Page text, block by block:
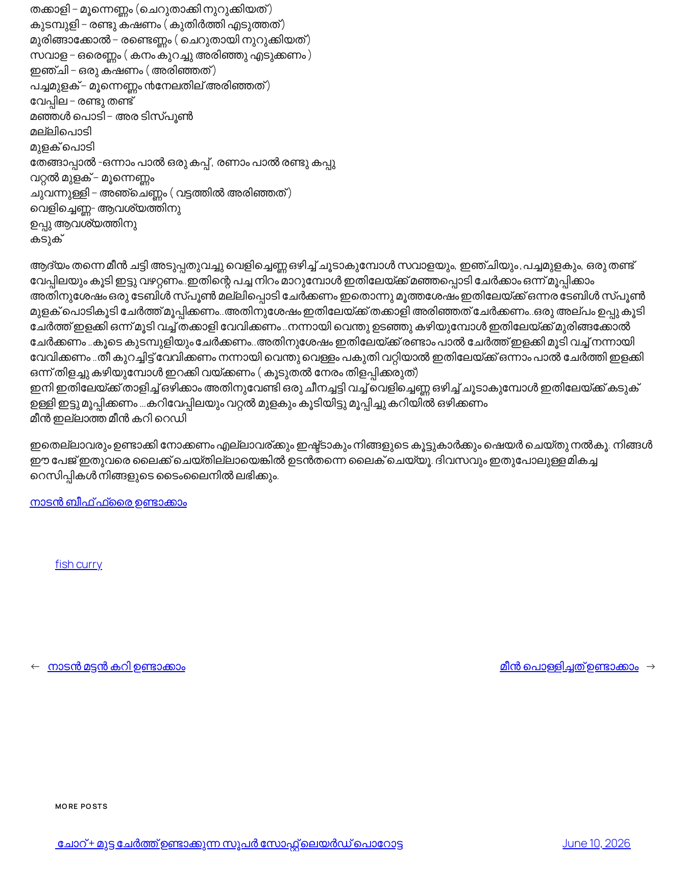
തക്കാളി – മൂന്നെണ്ണം (ചെറുതാക്കി നുറുക്കിയത് )
കുടമ്പുളി – രണ്ടു കഷണം ( കുതിര്‍ത്തി എടുത്തത്‌ )
മുരിങ്ങാക്കോല്‍ – രണ്ടെണ്ണം ( ചെറുതായി നുറുക്കിയത് )
സവാള – ഒരെണ്ണം ( കനം കുറച്ചു അരിഞ്ഞു എടുക്കണം )
ഇഞ്ചി – ഒരു കഷണം ( അരിഞ്ഞത് )
പച്ചമുളക് – മൂന്നെണ്ണം ൯നേലതില് അരിഞ്ഞത് )
വേപ്പില – രണ്ടു തണ്ട്
മഞ്ഞള്‍ പൊടി – അര ടിസ്പൂണ്‍
മല്ലിപൊടി
മുളക് പൊടി
തേങ്ങാപ്പാല്‍ -ഒന്നാം പാല്‍ ഒരു കപ്പ്‌ , രണാം പാല്‍ രണ്ടു കപ്പു
വറ്റല്‍ മുളക് – മൂന്നെണ്ണം
ചുവന്നുള്ളി – അഞ്ചെണ്ണം ( വട്ടത്തില്‍ അരിഞ്ഞത് )
വെളിച്ചെണ്ണ- ആവശ്യത്തിനു
ഉപ്പു ആവശ്യത്തിനു
കടുക്
ആദ്യം തന്നെ മീന്‍ ചട്ടി അടുപ്പതുവച്ചു വെളിച്ചെണ്ണ ഒഴിച്ച് ചൂടാകുമ്പോള്‍ സവാളയും, ഇഞ്ചിയും ,പച്ചമുളകും, ഒരു തണ്ട്
വേപ്പിലയും കൂടി ഇട്ടു വഴറ്റണം..ഇതിന്റെ പച്ച നിറം മാറുമ്പോള്‍ ഇതിലേയ്ക്ക് മഞ്ഞപ്പൊടി ചേര്‍ക്കാം ഒന്ന് മൂപ്പിക്കാം
അതിനുശേഷം ഒരു ടേബിള്‍ സ്പൂണ്‍ മല്ലിപ്പൊടി ചേര്‍ക്കണം ഇതൊന്നു മൂത്തശേഷം ഇതിലേയ്ക്ക് ഒന്നര ടേബിള്‍ സ്പൂണ്‍
മുളക് പൊടികൂടി ചേര്‍ത്ത് മൂപ്പിക്കണം..അതിനുശേഷം ഇതിലേയ്ക്ക് തക്കാളി അരിഞ്ഞത് ചേര്‍ക്കണം..ഒരു അല്പം ഉപ്പു കൂടി
ചേര്‍ത്ത് ഇളക്കി ഒന്ന് മൂടി വച്ച് തക്കാളി വേവിക്കണം ..നന്നായി വെന്തു ഉടഞ്ഞു കഴിയുമ്പോള്‍ ഇതിലേയ്ക്ക് മുരിങ്ങക്കോല്‍
ചേര്‍ക്കണം ..കൂടെ കുടമ്പുളിയും ചേര്‍ക്കണം..അതിനുശേഷം ഇതിലേയ്ക്ക് രണ്ടാം പാല്‍ ചേര്‍ത്ത് ഇളക്കി മൂടി വച്ച് നന്നായി
വേവിക്കണം ..തീ കുറച്ചിട്ട് വേവിക്കണം നന്നായി വെന്തു വെള്ളം പകുതി വറ്റിയാല്‍ ഇതിലേയ്ക്ക് ഒന്നാം പാല്‍ ചേര്‍ത്തി ഇളക്കി
ഒന്ന് തിളച്ചു കഴിയുമ്പോള്‍ ഇറക്കി വയ്ക്കണം ( കൂടുതല്‍ നേരം തിളപ്പിക്കരുത്)
ഇനി ഇതിലേയ്ക്ക് താളിച്ച്‌ ഒഴിക്കാം അതിനുവേണ്ടി ഒരു ചീനച്ചട്ടി വച്ച് വെളിച്ചെണ്ണ ഒഴിച്ച് ചൂടാകുമ്പോള്‍ ഇതിലേയ്ക്ക് കടുക്
ഉള്ളി ഇട്ടു മൂപ്പിക്കണം …കറിവേപ്പിലയും വറ്റല്‍ മുളകും കൂടിയിട്ടു മൂപ്പിച്ചു കറിയില്‍ ഒഴിക്കണം
മീന്‍ ഇല്ലാത്ത മീന്‍ കറി റെഡി
ഇതെല്ലാവരും ഉണ്ടാക്കി നോക്കണം എല്ലാവര്ക്കും ഇഷ്ട്ടാകും നിങ്ങളുടെ കൂട്ടുകാര്‍ക്കും ഷെയര്‍ ചെയ്തു നല്‍കൂ. നിങ്ങള്‍
ഈ പേജ് ഇതുവരെ ലൈക്ക് ചെയ്തില്ലായെങ്കില്‍ ഉടന്‍തന്നെ ലൈക് ചെയ്യൂ. ദിവസവും ഇതുപോലുള്ള മികച്ച
റെസിപ്പികള്‍ നിങ്ങളുടെ ടൈംലൈനില്‍ ലഭിക്കും.
നാടന്‍ ബീഫ് ഫ്രൈ ഉണ്ടാക്കാം
fish curry
← നാടന്‍ മട്ടന്‍ കറി ഉണ്ടാക്കാം മീന്‍ പൊള്ളിച്ചത് ഉണ്ടാക്കാം →
MORE POSTS
️ ചോറ് + മുട്ട ചേർത്ത് ഉണ്ടാക്കുന്ന സൂപർ സോഫ്റ്റ് ലെയർഡ് പൊറോട്ട June 10, 2026